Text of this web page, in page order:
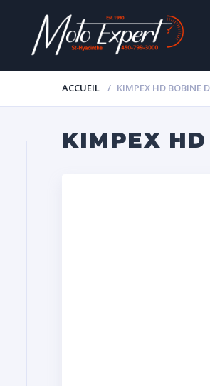
ACCUEIL KIMPEX HD BOBINE
KIMPEX